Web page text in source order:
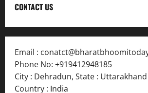
CONTACT US
Email :
Phone No: +919412948185
City : Dehradun, State : Uttarakhand
Country : India